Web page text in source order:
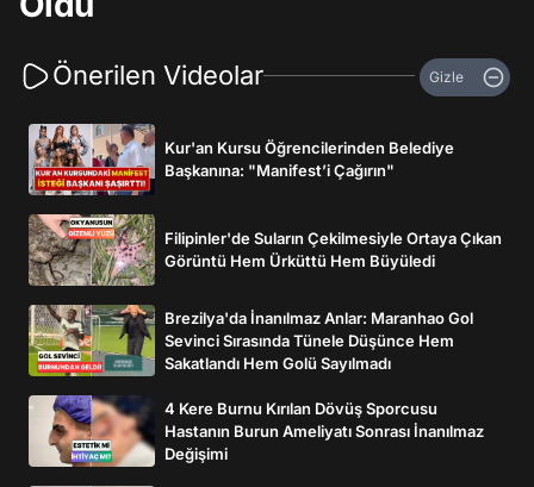
Önerilen Videolar Gizle
Kur'an Kursu Öğrencilerinden Belediye
Başkanına: "Manifest’i Çağırın"
Filipinler'de Suların Çekilmesiyle Ortaya Çıkan
Görüntü Hem Ürküttü Hem Büyüledi
Brezilya'da İnanılmaz Anlar: Maranhao Gol
Sevinci Sırasında Tünele Düşünce Hem
Sakatlandı Hem Golü Sayılmadı
4 Kere Burnu Kırılan Dövüş Sporcusu
Hastanın Burun Ameliyatı Sonrası İnanılmaz
Değişimi